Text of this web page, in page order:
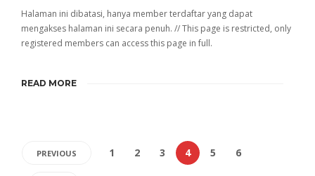
Halaman ini dibatasi, hanya member terdaftar yang dapat
mengakses halaman ini secara penuh. // This page is restricted, only
registered members can access this page in full.
READ MORE
PREVIOUS 1 2 3 4 5 6